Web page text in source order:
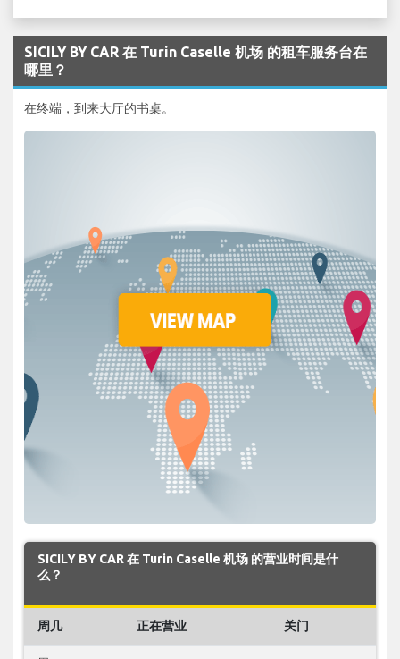
SICILY BY CAR 在 Turin Caselle 机场 的租车服务台在
哪里？
在终端，到来大厅的书桌。
SICILY BY CAR 在 Turin Caselle 机场 的营业时间是什
么？
周几 正在营业 关门